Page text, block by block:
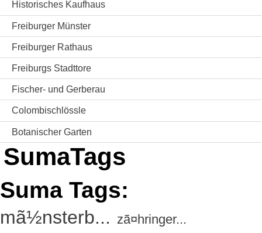
Historisches Kaufhaus
Freiburger Münster
Freiburger Rathaus
Freiburgs Stadttore
Fischer- und Gerberau
Colombischlössle
Botanischer Garten
SumaTags
Suma Tags:
mã½nsterb... zã¤hringer...